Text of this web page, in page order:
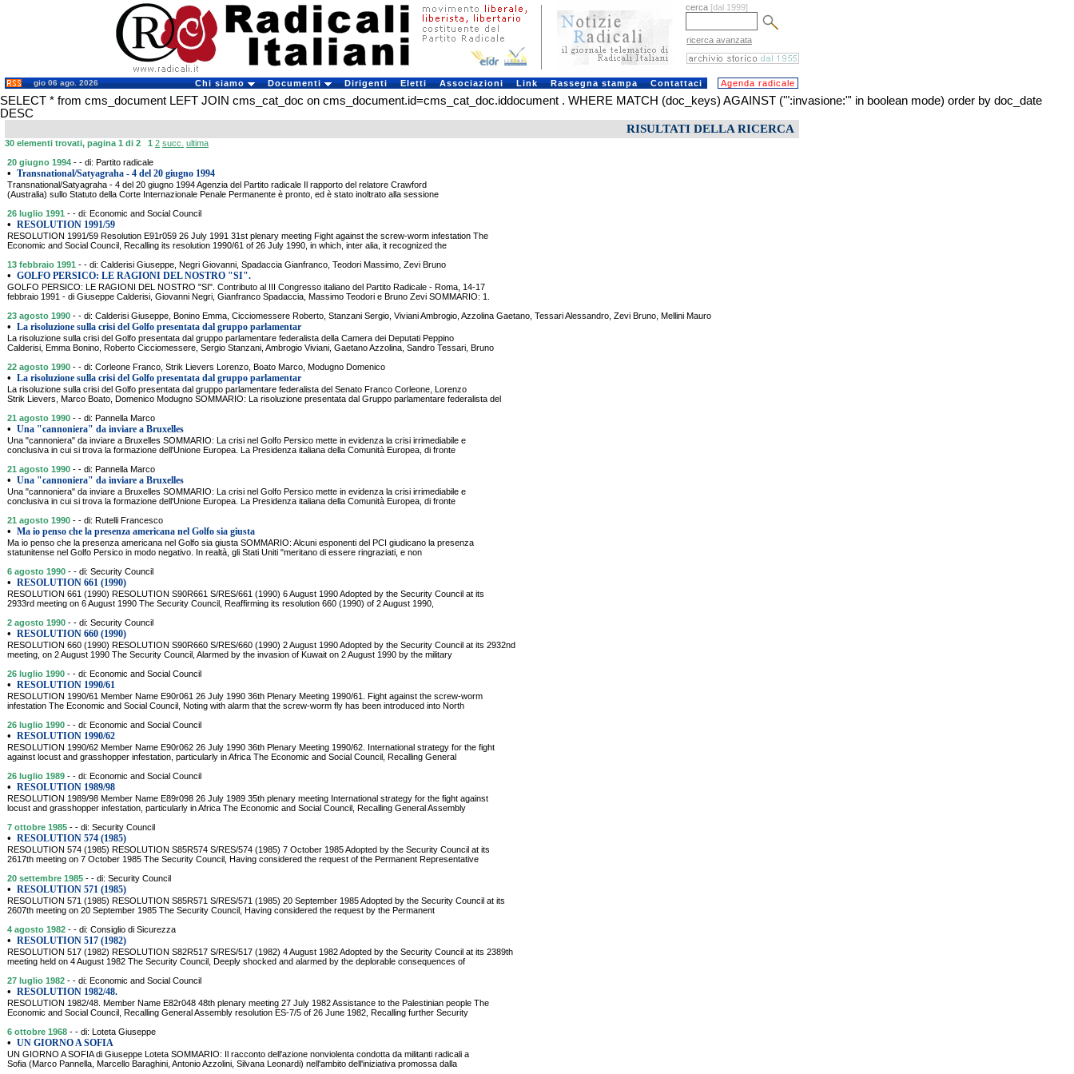
cerca [dal 1999]
ricerca avanzata
gio 06 ago. 2026 Chi siamo Documenti Dirigenti Eletti Associazioni Link Rassegna stampa Contattaci Agenda radicale
SELECT * from cms_document LEFT JOIN cms_cat_doc on cms_document.id=cms_cat_doc.iddocument . WHERE MATCH (doc_keys) AGAINST ('":invasione:"' in boolean mode) order by doc_date
DESC
RISULTATI DELLA RICERCA
30 elementi trovati, pagina 1 di 2 1 2 succ. ultima
20 giugno 1994 - - di: Partito radicale
• Transnational/Satyagraha - 4 del 20 giugno 1994
Transnational/Satyagraha - 4 del 20 giugno 1994 Agenzia del Partito radicale Il rapporto del relatore Crawford
(Australia) sullo Statuto della Corte Internazionale Penale Permanente è pronto, ed è stato inoltrato alla sessione
26 luglio 1991 - - di: Economic and Social Council
• RESOLUTION 1991/59
RESOLUTION 1991/59 Resolution E91r059 26 July 1991 31st plenary meeting Fight against the screw-worm infestation The
Economic and Social Council, Recalling its resolution 1990/61 of 26 July 1990, in which, inter alia, it recognized the
13 febbraio 1991 - - di: Calderisi Giuseppe, Negri Giovanni, Spadaccia Gianfranco, Teodori Massimo, Zevi Bruno
• GOLFO PERSICO: LE RAGIONI DEL NOSTRO "SI".
GOLFO PERSICO: LE RAGIONI DEL NOSTRO "SI". Contributo al III Congresso italiano del Partito Radicale - Roma, 14-17
febbraio 1991 - di Giuseppe Calderisi, Giovanni Negri, Gianfranco Spadaccia, Massimo Teodori e Bruno Zevi SOMMARIO: 1.
23 agosto 1990 - - di: Calderisi Giuseppe, Bonino Emma, Cicciomessere Roberto, Stanzani Sergio, Viviani Ambrogio, Azzolina Gaetano, Tessari Alessandro, Zevi Bruno, Mellini Mauro
• La risoluzione sulla crisi del Golfo presentata dal gruppo parlamentar
La risoluzione sulla crisi del Golfo presentata dal gruppo parlamentare federalista della Camera dei Deputati Peppino
Calderisi, Emma Bonino, Roberto Cicciomessere, Sergio Stanzani, Ambrogio Viviani, Gaetano Azzolina, Sandro Tessari, Bruno
22 agosto 1990 - - di: Corleone Franco, Strik Lievers Lorenzo, Boato Marco, Modugno Domenico
• La risoluzione sulla crisi del Golfo presentata dal gruppo parlamentar
La risoluzione sulla crisi del Golfo presentata dal gruppo parlamentare federalista del Senato Franco Corleone, Lorenzo
Strik Lievers, Marco Boato, Domenico Modugno SOMMARIO: La risoluzione presentata dal Gruppo parlamentare federalista del
21 agosto 1990 - - di: Pannella Marco
• Una "cannoniera" da inviare a Bruxelles
Una "cannoniera" da inviare a Bruxelles SOMMARIO: La crisi nel Golfo Persico mette in evidenza la crisi irrimediabile e
conclusiva in cui si trova la formazione dell'Unione Europea. La Presidenza italiana della Comunità Europea, di fronte
21 agosto 1990 - - di: Pannella Marco
• Una "cannoniera" da inviare a Bruxelles
Una "cannoniera" da inviare a Bruxelles SOMMARIO: La crisi nel Golfo Persico mette in evidenza la crisi irrimediabile e
conclusiva in cui si trova la formazione dell'Unione Europea. La Presidenza italiana della Comunità Europea, di fronte
21 agosto 1990 - - di: Rutelli Francesco
• Ma io penso che la presenza americana nel Golfo sia giusta
Ma io penso che la presenza americana nel Golfo sia giusta SOMMARIO: Alcuni esponenti del PCI giudicano la presenza
statunitense nel Golfo Persico in modo negativo. In realtà, gli Stati Uniti "meritano di essere ringraziati, e non
6 agosto 1990 - - di: Security Council
• RESOLUTION 661 (1990)
RESOLUTION 661 (1990) RESOLUTION S90R661 S/RES/661 (1990) 6 August 1990 Adopted by the Security Council at its
2933rd meeting on 6 August 1990 The Security Council, Reaffirming its resolution 660 (1990) of 2 August 1990,
2 agosto 1990 - - di: Security Council
• RESOLUTION 660 (1990)
RESOLUTION 660 (1990) RESOLUTION S90R660 S/RES/660 (1990) 2 August 1990 Adopted by the Security Council at its 2932nd
meeting, on 2 August 1990 The Security Council, Alarmed by the invasion of Kuwait on 2 August 1990 by the military
26 luglio 1990 - - di: Economic and Social Council
• RESOLUTION 1990/61
RESOLUTION 1990/61 Member Name E90r061 26 July 1990 36th Plenary Meeting 1990/61. Fight against the screw-worm
infestation The Economic and Social Council, Noting with alarm that the screw-worm fly has been introduced into North
26 luglio 1990 - - di: Economic and Social Council
• RESOLUTION 1990/62
RESOLUTION 1990/62 Member Name E90r062 26 July 1990 36th Plenary Meeting 1990/62. International strategy for the fight
against locust and grasshopper infestation, particularly in Africa The Economic and Social Council, Recalling General
26 luglio 1989 - - di: Economic and Social Council
• RESOLUTION 1989/98
RESOLUTION 1989/98 Member Name E89r098 26 July 1989 35th plenary meeting International strategy for the fight against
locust and grasshopper infestation, particularly in Africa The Economic and Social Council, Recalling General Assembly
7 ottobre 1985 - - di: Security Council
• RESOLUTION 574 (1985)
RESOLUTION 574 (1985) RESOLUTION S85R574 S/RES/574 (1985) 7 October 1985 Adopted by the Security Council at its
2617th meeting on 7 October 1985 The Security Council, Having considered the request of the Permanent Representative
20 settembre 1985 - - di: Security Council
• RESOLUTION 571 (1985)
RESOLUTION 571 (1985) RESOLUTION S85R571 S/RES/571 (1985) 20 September 1985 Adopted by the Security Council at its
2607th meeting on 20 September 1985 The Security Council, Having considered the request by the Permanent
4 agosto 1982 - - di: Consiglio di Sicurezza
• RESOLUTION 517 (1982)
RESOLUTION 517 (1982) RESOLUTION S82R517 S/RES/517 (1982) 4 August 1982 Adopted by the Security Council at its 2389th
meeting held on 4 August 1982 The Security Council, Deeply shocked and alarmed by the deplorable consequences of
27 luglio 1982 - - di: Economic and Social Council
• RESOLUTION 1982/48.
RESOLUTION 1982/48. Member Name E82r048 48th plenary meeting 27 July 1982 Assistance to the Palestinian people The
Economic and Social Council, Recalling General Assembly resolution ES-7/5 of 26 June 1982, Recalling further Security
6 ottobre 1968 - - di: Loteta Giuseppe
• UN GIORNO A SOFIA
UN GIORNO A SOFIA di Giuseppe Loteta SOMMARIO: Il racconto dell'azione nonviolenta condotta da militanti radicali a
Sofia (Marco Pannella, Marcello Baraghini, Antonio Azzolini, Silvana Leonardi) nell'ambito dell'iniziativa promossa dalla